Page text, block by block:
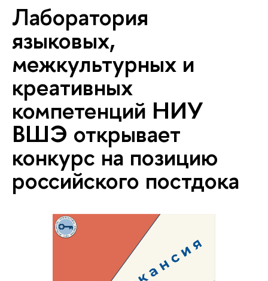
Лаборатория
языковых,
межкультурных и
креативных
компетенций НИУ
ВШЭ открывает
конкурс на позицию
российского постдока